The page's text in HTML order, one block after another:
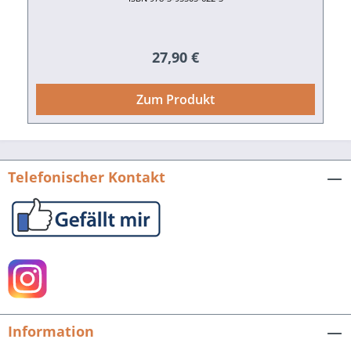
Regulärer Preis:
27,90 €
Zum Produkt
Telefonischer Kontakt
Information